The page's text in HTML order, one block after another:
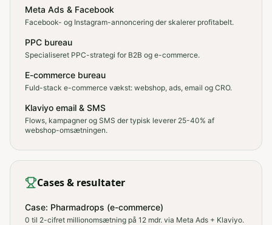
Meta Ads & Facebook
Facebook- og Instagram-annoncering der skalerer profitabelt.
PPC bureau
Specialiseret PPC-strategi for B2B og e-commerce.
E-commerce bureau
Fuld-stack e-commerce vækst: webshop, ads, email og CRO.
Klaviyo email & SMS
Flows, kampagner og SMS der typisk leverer 25-40% af
webshop-omsætningen.
Cases & resultater
Case: Pharmadrops (e-commerce)
0 til 2-cifret millionomsætning på 12 mdr. via Meta Ads + Klaviyo.